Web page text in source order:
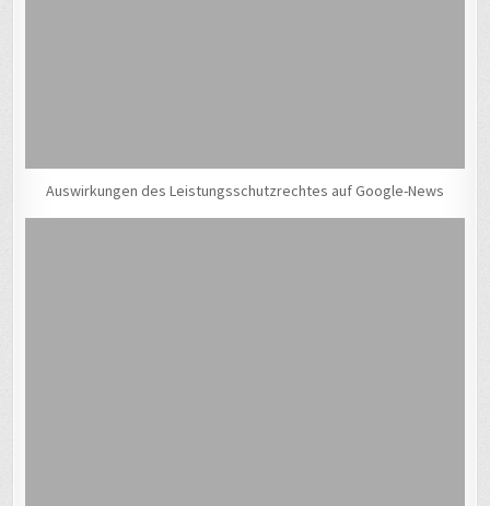
Auswirkungen des Leistungsschutzrechtes auf Google-News